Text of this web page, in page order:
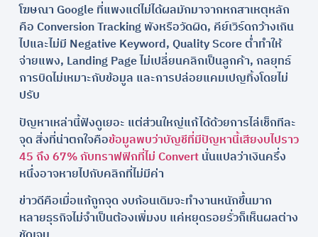
โฆษณา Google ที่แพงแต่ไม่ได้ผลมักมาจากหกสาเหตุหลัก
คือ Conversion Tracking พังหรือวัดผิด, คีย์เวิร์ดกว้างเกิน
ไปและไม่มี Negative Keyword, Quality Score ต่ำทำให้
จ่ายแพง, Landing Page ไม่เปลี่ยนคลิกเป็นลูกค้า, กลยุทธ์
การบิดไม่เหมาะกับข้อมูล และการปล่อยแคมเปญทิ้งโดยไม่
ปรับ
ปัญหาเหล่านี้ฟังดูเยอะ แต่ส่วนใหญ่แก้ได้ด้วยการไล่เช็กทีละ
จุด สิ่งที่น่าตกใจคือข้อมูลพบว่าบัญชีที่มีปัญหานี้เสียงบไปราว
45 ถึง 67% กับทราฟฟิกที่ไม่ Convertนั่นแปลว่าเงินครึ่ง
หนึ่งอาจหายไปกับคลิกที่ไม่มีค่า
ข่าวดีคือเมื่อแก้ถูกจุด งบก้อนเดิมจะทำงานหนักขึ้นมาก
หลายธุรกิจไม่จำเป็นต้องเพิ่มงบ แค่หยุดรอยรั่วก็เห็นผลต่าง